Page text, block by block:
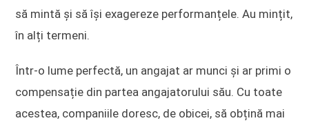
să mintă și să își exagereze performanțele. Au mințit,
în alți termeni.
Într-o lume perfectă, un angajat ar munci și ar primi o
compensație din partea angajatorului său. Cu toate
acestea, companiile doresc, de obicei, să obțină mai